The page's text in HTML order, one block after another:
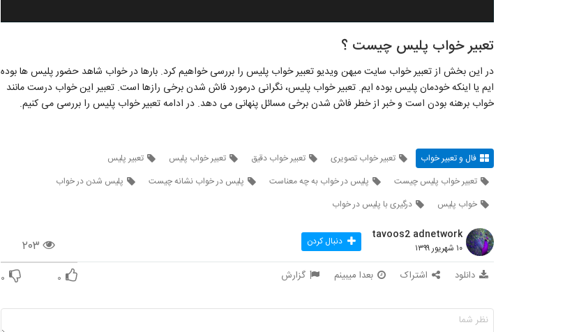
تعبیر خواب پلیس چیست ؟
در این بخش از تعبیر خواب سایت میهن ویدیو تعبیر خواب پلیس را بررسی خواهیم کرد. بارها در خواب شاهد حضور پلیس ها بوده
ایم یا اینکه خودمان پلیس بوده ایم. تعبیر خواب پلیس، نگرانی درمورد فاش شدن برخی رازها است. تعبیر این خواب درست مانند
خواب برهنه بودن است و خبر از خطر فاش شدن برخی مسائل پنهانی می دهد. در ادامه تعبیر خواب پلیس را بررسی می کنیم.
فال و تعبیر خواب تعبیر خواب تصویری تعبیر خواب دقیق تعبیر خواب پلیس
تعبیر پلیس
تعبیر خواب پلیس چیست
پلیس در خواب به چه معناست پلیس در خواب نشانه چیست
پلیس شدن در خواب
خواب پلیس
درگیری با پلیس در خواب
۲۰۳
tavoos2 adnetwork
۱۰ شهریور ۱۳۹۹ دنبال کردن
دانلود اشتراک بعدا میبینم گزارش ۰ ۰